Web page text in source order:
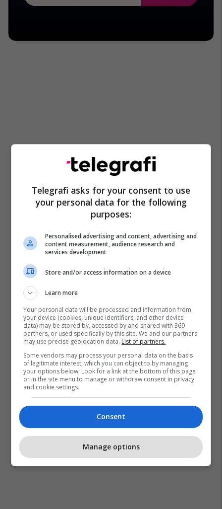
Telegrafi asks for your consent to use
your personal data for the following
purposes:
Personalised advertising and content, advertising and
content measurement, audience research and
services development
Store and/or access information on a device
Learn more
Your personal data will be processed and information from
your device (cookies, unique identifiers, and other device
data) may be stored by, accessed by and shared with 369
partners, or used specifically by this site. We and our partners
may use precise geolocation data. List of partners.
Some vendors may process your personal data on the basis
of legitimate interest, which you can object to by managing
your options below. Look for a link at the bottom of this page
or in the site menu to manage or withdraw consent in privacy
and cookie settings.
Consent
Manage options